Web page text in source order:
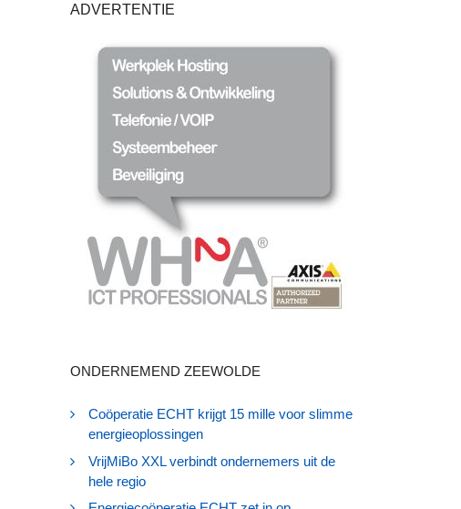
ADVERTENTIE
ONDERNEMEND ZEEWOLDE
Coöperatie ECHT krijgt 15 mille voor slimme
energieoplossingen
VrijMiBo XXL verbindt ondernemers uit de
hele regio